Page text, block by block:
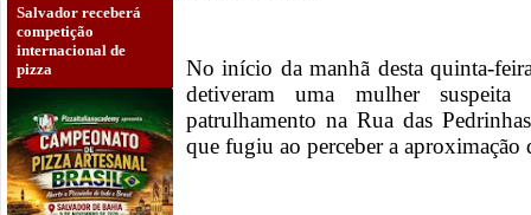
Salvador receberá
competição
internacional de
pizza
No início da manhã desta quinta-
detiveram uma mulher
patrulhamento na Rua das
que fugiu ao perceber a aproximação